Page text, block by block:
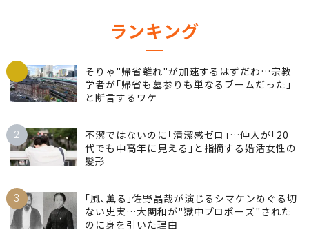
ランキング
1
そりゃ"帰省離れ"が加速するはずだわ…宗教
学者が｢帰省も墓参りも単なるブームだった｣
と断言するワケ
2
不潔ではないのに｢清潔感ゼロ｣…仲人が｢20
代でも中高年に見える｣と指摘する婚活女性の
髪形
3
｢風､薫る｣佐野晶哉が演じるシマケンめぐる切
ない史実…大関和が"獄中プロポーズ"された
のに身を引いた理由